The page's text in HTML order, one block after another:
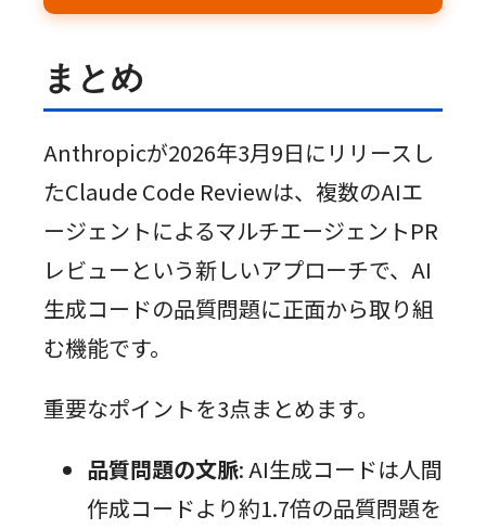
まとめ
Anthropicが2026年3月9日にリリースし
たClaude Code Reviewは、複数のAIエ
ージェントによるマルチエージェントPR
レビューという新しいアプローチで、AI
生成コードの品質問題に正面から取り組
む機能です。
重要なポイントを3点まとめます。
品質問題の文脈: AI生成コードは人間
作成コードより約1.7倍の品質問題を